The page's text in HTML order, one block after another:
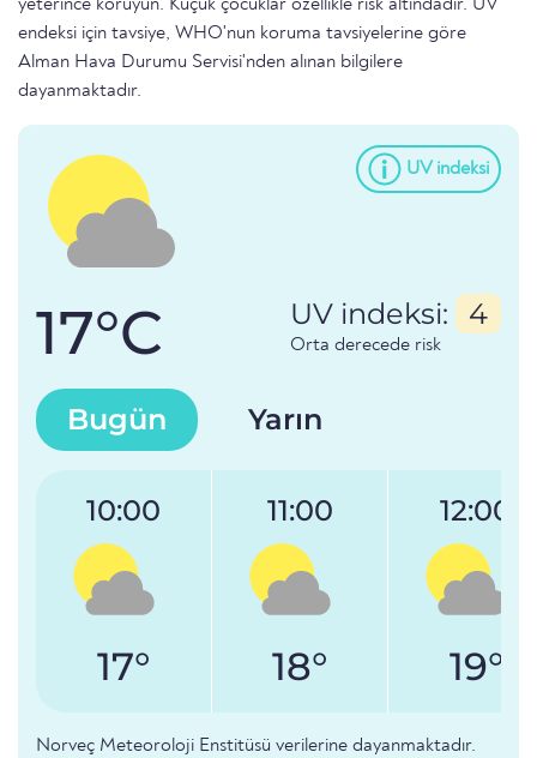
yeterince koruyun. Küçük çocuklar özellikle risk altındadır. UV
endeksi için tavsiye, WHO'nun koruma tavsiyelerine göre
Alman Hava Durumu Servisi'nden alınan bilgilere
dayanmaktadır.
UV indeksi
17°C UV indeksi: 4
Orta derecede risk
Bugün Yarın
10:00
17°
11:00
18°
12:00
19°
Norveç Meteoroloji Enstitüsü verilerine dayanmaktadır.